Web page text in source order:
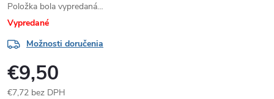
Položka bola vypredaná…
Vypredané
Možnosti doručenia
€9,50
€7,72 bez DPH